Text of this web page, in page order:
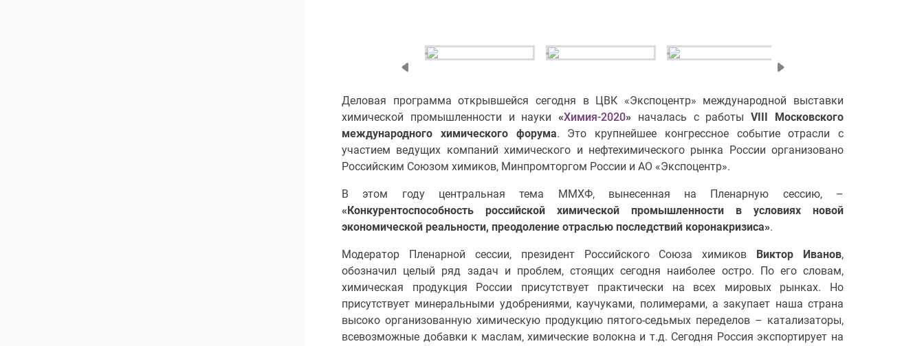
Деловая программа открывшейся сегодня в ЦВК «Экспоцентр» международной выставки
химической промышленности и науки«Химия-2020» началась с работыVIII Московского
международного химического форума. Это крупнейшее конгрессное событие отрасли с
участием ведущих компаний химического и нефтехимического рынка России организовано
Российским Союзом химиков, Минпромторгом России и АО «Экспоцентр».
В этом году центральная тема ММХФ, вынесенная на Пленарную сессию, –
«Конкурентоспособность российской химической промышленности в условиях новой
экономической реальности, преодоление отраслью последствий коронакризиса».
Модератор Пленарной сессии, президент Российского Союза химиков Виктор Иванов,
обозначил целый ряд задач и проблем, стоящих сегодня наиболее остро. По его словам,
химическая продукция России присутствует практически на всех мировых рынках. Но
присутствует минеральными удобрениями, каучуками, полимерами, а закупает наша страна
высоко организованную химическую продукцию пятого-седьмых переделов – катализаторы,
всевозможные добавки к маслам, химические волокна и т.д. Сегодня Россия экспортирует на